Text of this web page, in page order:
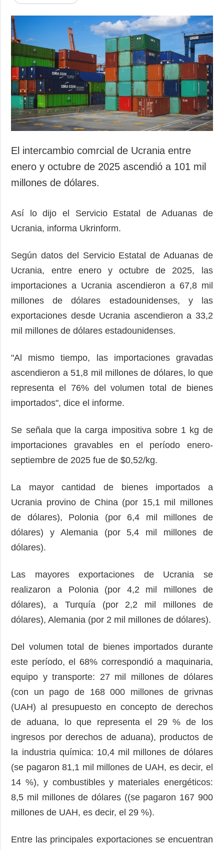
El intercambio comrcial de Ucrania entre
enero y octubre de 2025 ascendió a 101 mil
millones de dólares.
Así lo dijo el Servicio Estatal de Aduanas de
Ucrania, informa Ukrinform.
Según datos del Servicio Estatal de Aduanas de
Ucrania, entre enero y octubre de 2025, las
importaciones a Ucrania ascendieron a 67,8 mil
millones de dólares estadounidenses, y las
exportaciones desde Ucrania ascendieron a 33,2
mil millones de dólares estadounidenses.
"Al mismo tiempo, las importaciones gravadas
ascendieron a 51,8 mil millones de dólares, lo que
representa el 76% del volumen total de bienes
importados", dice el informe.
Se señala que la carga impositiva sobre 1 kg de
importaciones gravables en el período enero-
septiembre de 2025 fue de $0,52/kg.
La mayor cantidad de bienes importados a
Ucrania provino de China (por 15,1 mil millones
de dólares), Polonia (por 6,4 mil millones de
dólares) y Alemania (por 5,4 mil millones de
dólares).
Las mayores exportaciones de Ucrania se
realizaron a Polonia (por 4,2 mil millones de
dólares), a Turquía (por 2,2 mil millones de
dólares), Alemania (por 2 mil millones de dólares).
Del volumen total de bienes importados durante
este período, el 68% correspondió a maquinaria,
equipo y transporte: 27 mil millones de dólares
(con un pago de 168 000 millones de grivnas
(UAH) al presupuesto en concepto de derechos
de aduana, lo que representa el 29 % de los
ingresos por derechos de aduana), productos de
la industria química: 10,4 mil millones de dólares
(se pagaron 81,1 mil millones de UAH, es decir, el
14 %), y combustibles y materiales energéticos:
8,5 mil millones de dólares ((se pagaron 167 900
millones de UAH, es decir, el 29 %).
Entre las principales exportaciones se encuentran